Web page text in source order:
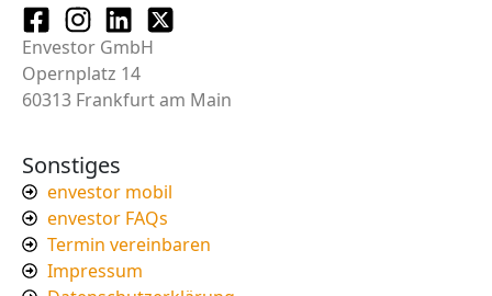
Envestor GmbH
Opernplatz 14
60313 Frankfurt am Main
Sonstiges
envestor mobil
envestor FAQs
Termin vereinbaren
Impressum